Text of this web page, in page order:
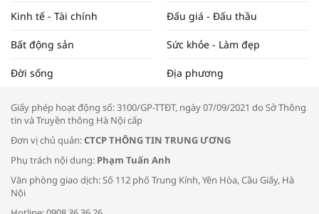
Tọa đàm “Xúc tiến thương mại: Khơi
Bác sĩ tư vấn cách phòng tránh bệnh
đường hô hấp trong thời tiết giao mùa
Kinh tế - Tài chính Đấu giá - Đấu thầu
Bất động sản Sức khỏe - Làm đẹp
Đời sống Địa phương
Giấy phép hoạt động số: 3100/GP-TTĐT, ngày 07/09/2021 do Sở Thông
tin và Truyền thông Hà Nội cấp
Đơn vị chủ quản:CTCP THÔNG TIN TRUNG ƯƠNG
Phụ trách nội dung: Phạm Tuấn Anh
Văn phòng giao dịch: Số 112 phố Trung Kính, Yên Hòa, Cầu Giấy, Hà
Nội